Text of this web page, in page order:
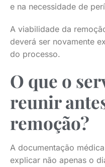
e na necessidade de
A viabilidade da
deverá ser novamente
do processo.
O que o
reunir
remoção?
A documentação
explicar não apenas o